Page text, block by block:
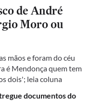
de André
Moro ou
mãos e foram do céu
é Mendonça quem tem
dois'; leia coluna
documentos do